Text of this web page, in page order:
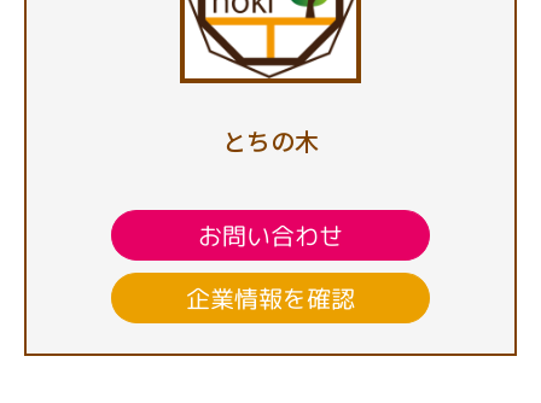
とちの木
お問い合わせ
企業情報を確認